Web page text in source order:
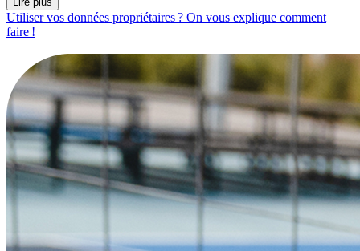
Utiliser vos données propriétaires ? On vous explique comment
faire !